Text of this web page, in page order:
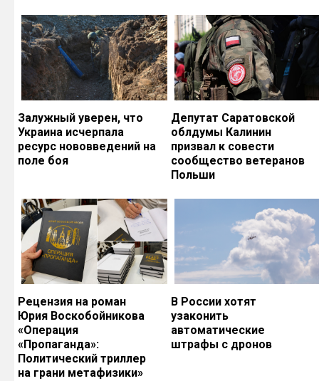
Залужный уверен, что
Украина исчерпала
ресурс нововведений на
поле боя
Депутат Саратовской
облдумы Калинин
призвал к совести
сообщество ветеранов
Польши
Рецензия на роман
Юрия Воскобойникова
«Операция
«Пропаганда»:
Политический триллер
на грани метафизики»
В России хотят
узаконить
автоматические
штрафы с дронов